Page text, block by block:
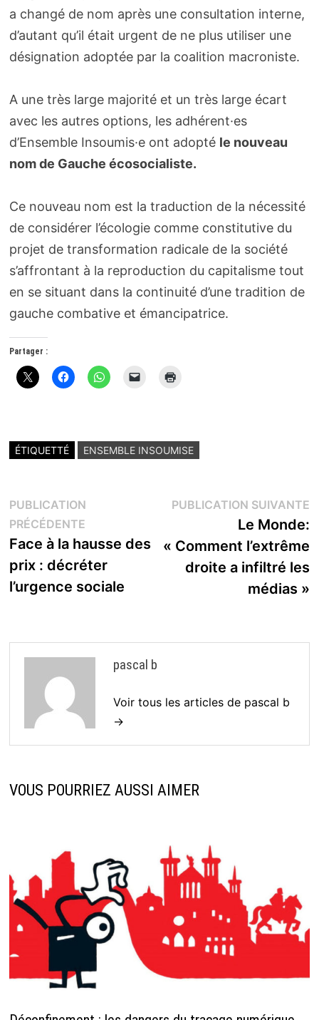
a changé de nom après une consultation interne,
d’autant qu’il était urgent de ne plus utiliser une
désignation adoptée par la coalition macroniste.
A une très large majorité et un très large écart
avec les autres options, les adhérent·es
d’Ensemble Insoumis·e ont adopté le nouveau
nom de Gauche écosocialiste.
Ce nouveau nom est la traduction de la nécessité
de considérer l’écologie comme constitutive du
projet de transformation radicale de la société
s’affrontant à la reproduction du capitalisme tout
en se situant dans la continuité d’une tradition de
gauche combative et émancipatrice.
Partager :
ÉTIQUETTÉ ENSEMBLE INSOUMISE
Navigation
de
l’article
PUBLICATION
PRÉCÉDENTEPublication
précédente :
Face à la hausse des
prix : décréter
l’urgence sociale
PUBLICATION SUIVANTE
Le Monde:
« Comment l’extrême
droite a infiltré les
médias »
pascal b
Voir tous les articles de pascal b
→
VOUS POURRIEZ AUSSI AIMER